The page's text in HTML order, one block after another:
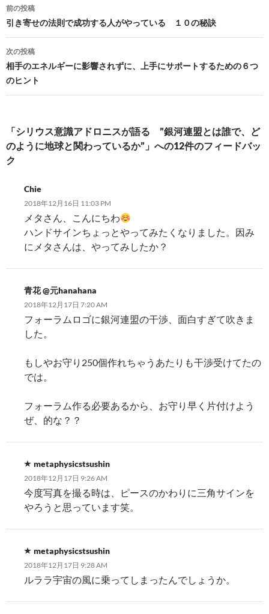
投
稿
ナ
ビ
ゲ
シ
ョ
前の投稿
引き寄せの法則で成功する人がやっている １０の秘訣
次の投稿
相手のエネルギーに影響されずに、上手にサポートするための６つ
のヒント
「シリウス意識アドロニスが語る ”銀河連盟とは誰で、ど
のように地球と関わっているか”」への12件のフィードバッ
ク
Chie
2018年12月16日 11:03 PM
メタさん、こんにちわ
ハンドサインちょっとやってみたくなりました。因み
にメタさんは、やってみしたか？
青花 @元hanahana
2018年12月17日 7:20 AM
フォーラムロゴに銀河連盟の干渉、面白すぎて吹きま
した。
もしやお守り250個作れちゃうあたりも干渉受けてたの
では。
フォーラム作る必要あるから、お守り早く片付けよう
ぜ、的な？？
metaphysicstsushin
2018年12月17日 9:26 AM
今度写真を撮る時は、ピースのかわりに三角サインを
やろうと思っています笑。
metaphysicstsushin
2018年12月17日 9:28 AM
ルララ宇宙の風に乗ってしまったんでしょうか。